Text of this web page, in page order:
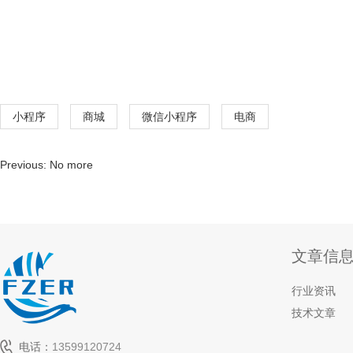
小程序 商城 微信小程序 电商
Previous: No more
电话： 13599120724
文章信
行业资讯
技术文章